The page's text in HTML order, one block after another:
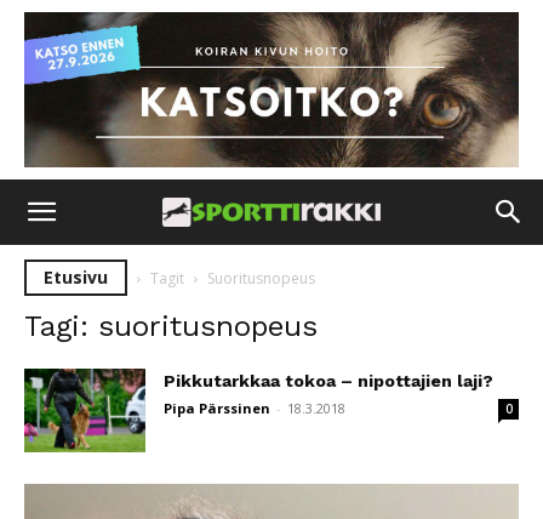
Etusivu Tagit Suoritusnopeus
Tagi: suoritusnopeus
Pikkutarkkaa tokoa – nipottajien laji?
Pipa Pärssinen - 18.3.2018 0